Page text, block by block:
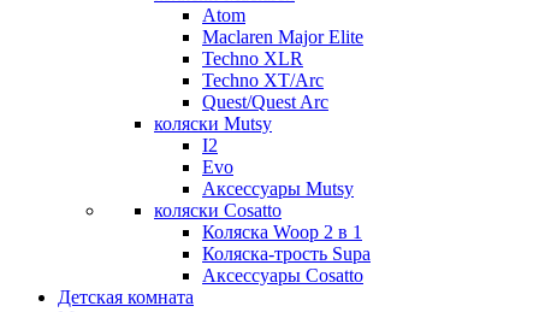
Atom
Maclaren Major Elite
Techno XLR
Techno XT/Arc
Quest/Quest Arc
коляски Mutsy
I2
Evo
Аксессуары Mutsy
коляски Cosatto
Коляска Woop 2 в 1
Коляска-трость Supa
Аксессуары Cosatto
Детская комната